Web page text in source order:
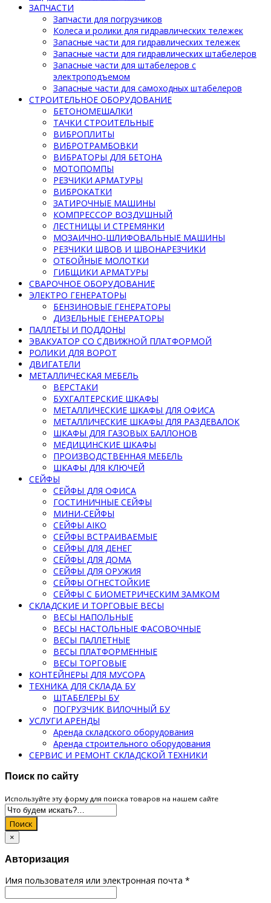
ЗАПЧАСТИ
Запчасти для погрузчиков
Колеса и ролики для гидравлических тележек
Запасные части для гидравлических тележек
Запасные части для гидравлических штабелеров
Запасные части для штабелеров с
электроподъемом
Запасные части для самоходных штабелеров
СТРОИТЕЛЬНОЕ ОБОРУДОВАНИЕ
БЕТОНОМЕШАЛКИ
ТАЧКИ СТРОИТЕЛЬНЫЕ
ВИБРОПЛИТЫ
ВИБРОТРАМБОВКИ
ВИБРАТОРЫ ДЛЯ БЕТОНА
МОТОПОМПЫ
РЕЗЧИКИ АРМАТУРЫ
ВИБРОКАТКИ
ЗАТИРОЧНЫЕ МАШИНЫ
КОМПРЕССОР ВОЗДУШНЫЙ
ЛЕСТНИЦЫ И СТРЕМЯНКИ
МОЗАИЧНО-ШЛИФОВАЛЬНЫЕ МАШИНЫ
РЕЗЧИКИ ШВОВ И ШВОНАРЕЗЧИКИ
ОТБОЙНЫЕ МОЛОТКИ
ГИБЩИКИ АРМАТУРЫ
СВАРОЧНОЕ ОБОРУДОВАНИЕ
ЭЛЕКТРО ГЕНЕРАТОРЫ
БЕНЗИНОВЫЕ ГЕНЕРАТОРЫ
ДИЗЕЛЬНЫЕ ГЕНЕРАТОРЫ
ПАЛЛЕТЫ И ПОДДОНЫ
ЭВАКУАТОР СО СДВИЖНОЙ ПЛАТФОРМОЙ
РОЛИКИ ДЛЯ ВОРОТ
ДВИГАТЕЛИ
МЕТАЛЛИЧЕСКАЯ МЕБЕЛЬ
ВЕРСТАКИ
БУХГАЛТЕРСКИЕ ШКАФЫ
МЕТАЛЛИЧЕСКИЕ ШКАФЫ ДЛЯ ОФИСА
МЕТАЛЛИЧЕСКИЕ ШКАФЫ ДЛЯ РАЗДЕВАЛОК
ШКАФЫ ДЛЯ ГАЗОВЫХ БАЛЛОНОВ
МЕДИЦИНСКИЕ ШКАФЫ
ПРОИЗВОДСТВЕННАЯ МЕБЕЛЬ
ШКАФЫ ДЛЯ КЛЮЧЕЙ
СЕЙФЫ
СЕЙФЫ ДЛЯ ОФИСА
ГОСТИНИЧНЫЕ СЕЙФЫ
МИНИ-СЕЙФЫ
СЕЙФЫ AIKO
СЕЙФЫ ВСТРАИВАЕМЫЕ
СЕЙФЫ ДЛЯ ДЕНЕГ
СЕЙФЫ ДЛЯ ДОМА
СЕЙФЫ ДЛЯ ОРУЖИЯ
СЕЙФЫ ОГНЕСТОЙКИЕ
СЕЙФЫ С БИОМЕТРИЧЕСКИМ ЗАМКОМ
СКЛАДСКИЕ И ТОРГОВЫЕ ВЕСЫ
ВЕСЫ НАПОЛЬНЫЕ
ВЕСЫ НАСТОЛЬНЫЕ ФАСОВОЧНЫЕ
ВЕСЫ ПАЛЛЕТНЫЕ
ВЕСЫ ПЛАТФОРМЕННЫЕ
ВЕСЫ ТОРГОВЫЕ
КОНТЕЙНЕРЫ ДЛЯ МУСОРА
ТЕХНИКА ДЛЯ СКЛАДА БУ
ШТАБЕЛЕРЫ БУ
ПОГРУЗЧИК ВИЛОЧНЫЙ БУ
УСЛУГИ АРЕНДЫ
Аренда складского оборудования
Аренда строительного оборудования
СЕРВИС И РЕМОНТ СКЛАДСКОЙ ТЕХНИКИ
Поиск по сайту
Используйте эту форму для поиска товаров на нашем сайте
Поиск
×
Авторизация
Имя пользователя или электронная почта *